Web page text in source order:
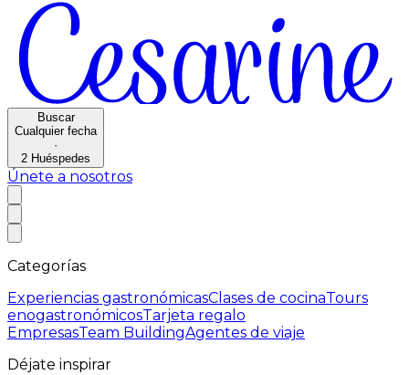
Buscar
Cualquier fecha
·
2 Huéspedes
Únete a nosotros
Categorías
Experiencias gastronómicasClases de cocinaTours
enogastronómicosTarjeta regalo
EmpresasTeam BuildingAgentes de viaje
Déjate inspirar